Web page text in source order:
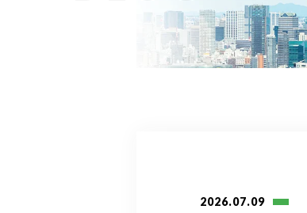
2026.07.09